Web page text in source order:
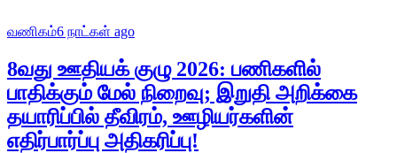
வணிகம்6 நாட்கள் ago
8வது ஊதியக் குழு 2026: பணிகளில்
பாதிக்கும் மேல் நிறைவு; இறுதி அறிக்கை
தயாரிப்பில் தீவிரம், ஊழியர்களின்
எதிர்பார்ப்பு அதிகரிப்பு!